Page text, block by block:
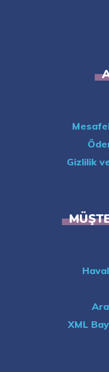
Gizlilik
XML